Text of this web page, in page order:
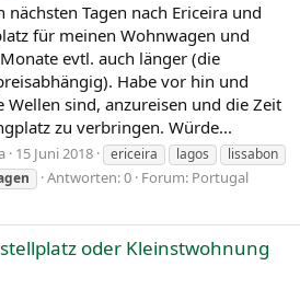
nächsten Tagen nach Ericeira und
für meinen Wohnwagen und
evtl. auch länger (die
Habe vor hin und
Wellen sind, anzureisen und die Zeit
zu verbringen. Würde...
15 Juni 2018 ericeira lagos
lissabon
Antworten: 0 Forum: Portugal
oder Kleinstwohnung